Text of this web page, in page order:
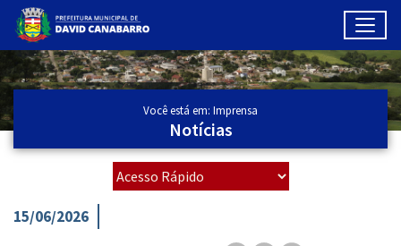
Ir para conteúdo principal
Conteúdo Principal
Você está em: Imprensa
Notícias
15/06/2026